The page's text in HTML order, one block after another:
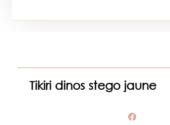
Tikiri dinos stego jaune